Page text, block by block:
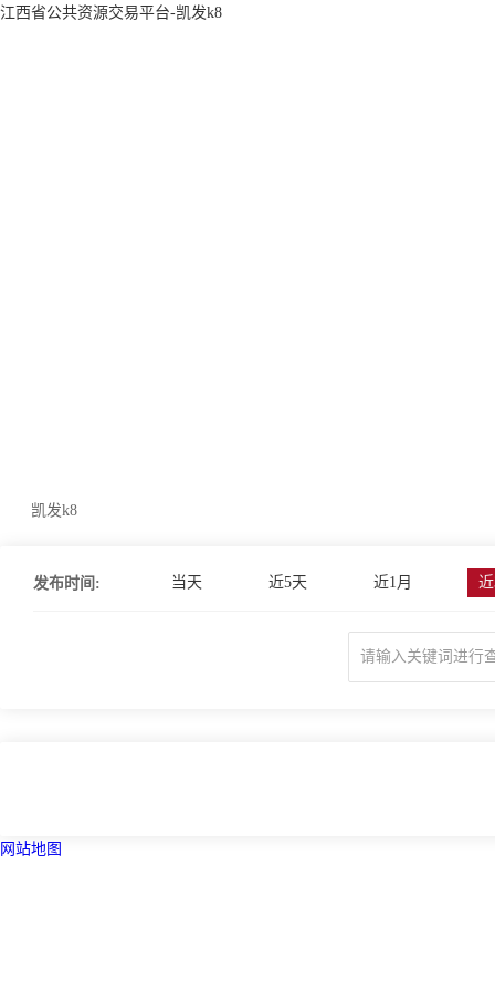
江西省公共资源交易平台-凯发k8
凯发k8
发布时间: 当天 近5天 近1月
网站地图